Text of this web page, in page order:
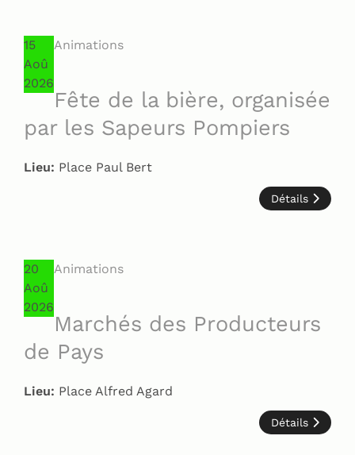
15
Aoû
2026
Animations
Fête de la bière, organisée
par les Sapeurs Pompiers
Lieu: Place Paul Bert
Détails
20
Aoû
2026
Animations
Marchés des Producteurs
de Pays
Lieu: Place Alfred Agard
Détails